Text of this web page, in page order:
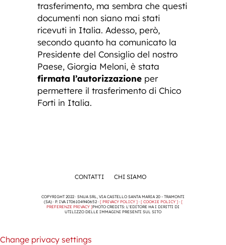
trasferimento, ma sembra che questi
documenti non siano mai stati
ricevuti in Italia. Adesso, però,
secondo quanto ha comunicato la
Presidente del Consiglio del nostro
Paese, Giorgia Meloni, è stata
firmata l’autorizzazione per
permettere il trasferimento di Chico
Forti in Italia.
CONTATTI CHI SIAMO
COPYRIGHT 2022 · SNUA SRL, VIA CASTELLO SANTA MARIA 20 - TRAMONTI
(SA) · P. IVA IT06104940652 · [ PRIVACY POLICY ]· [ COOKIE POLICY ]· [
PREFERENZE PRIVACY ]PHOTO CREDITS: L'EDITORE HA I DIRITTI DI
UTILIZZO DELLE IMMAGINI PRESENTI SUL SITO
Change privacy settings